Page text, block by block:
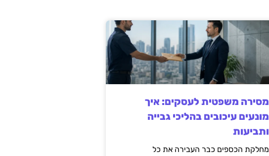
מסירה משפטית לעסקים: איך
מונעים עיכובים בהליכי גבייה
ותביעות
מחלקת הכספים כבר העבירה את כל